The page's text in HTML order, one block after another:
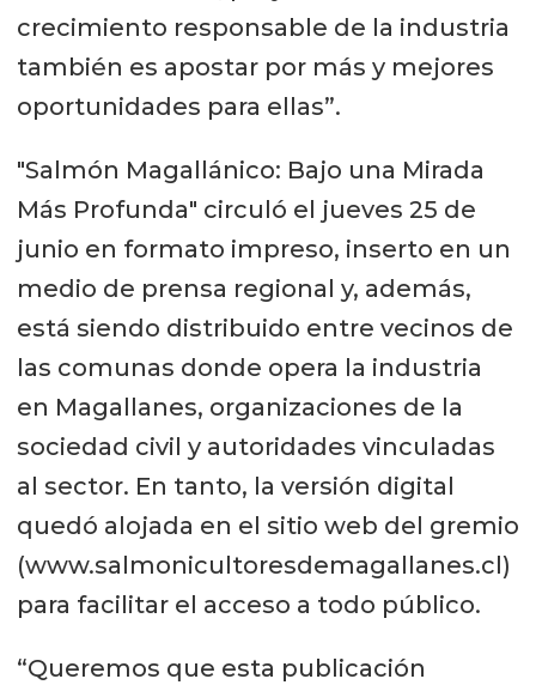
crecimiento responsable de la industria
también es apostar por más y mejores
oportunidades para ellas”.
"Salmón Magallánico: Bajo una Mirada
Más Profunda" circuló el jueves 25 de
junio en formato impreso, inserto en un
medio de prensa regional y, además,
está siendo distribuido entre vecinos de
las comunas donde opera la industria
en Magallanes, organizaciones de la
sociedad civil y autoridades vinculadas
al sector. En tanto, la versión digital
quedó alojada en el sitio web del gremio
(www.salmonicultoresdemagallanes.cl)
para facilitar el acceso a todo público.
“Queremos que esta publicación